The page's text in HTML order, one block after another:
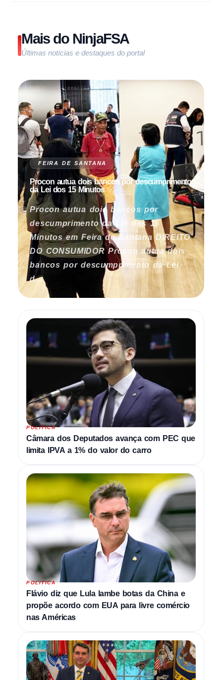
Mais do NinjaFSA
Últimas notícias e destaques do portal
FEIRA DE SANTANA
Procon autua dois bancos por descumprimento
da Lei dos 15 Minutos
Procon autua dois bancos por
descumprimento da Lei dos 15
Minutos em Feira de Santana DIREITO
DO CONSUMIDOR Procon autua dois
bancos por descumprimento da Lei
d...
POLITICA
Câmara dos Deputados avança com PEC que
limita IPVA a 1% do valor do carro
POLITICA
Flávio diz que Lula lambe botas da China e
propõe acordo com EUA para livre comércio
nas Américas